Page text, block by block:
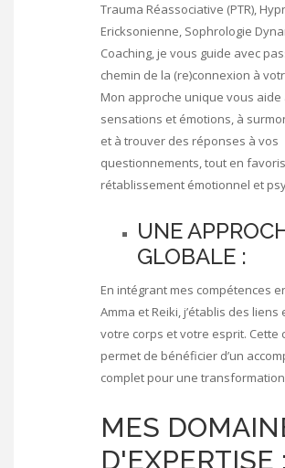
Trauma Réassociative (PTR),
Ericksonienne, Sophrologie
Coaching, je vous guide avec
chemin de la (re)connexion à
Mon approche unique vous
sensations et émotions, à
et à trouver des réponses à vos
questionnements, tout en
rétablissement émotionnel et
UNE
GLOBALE :
En intégrant mes compétences
Amma et Reiki, j’établis des
votre corps et votre esprit. Cette
permet de bénéficier d’un
complet pour une
MES
D'EXPERTISE :